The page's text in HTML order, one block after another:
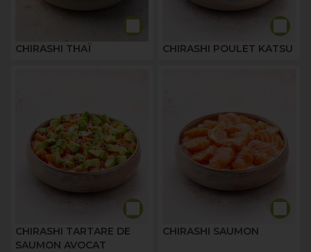
CHIRASHI THAÏ CHIRASHI POULET KATSU
CHIRASHI TARTARE DE
SAUMON AVOCAT
CHIRASHI SAUMON